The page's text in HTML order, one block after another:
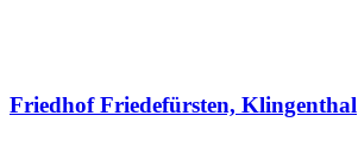
Friedhof Friedefürsten, Klingenthal